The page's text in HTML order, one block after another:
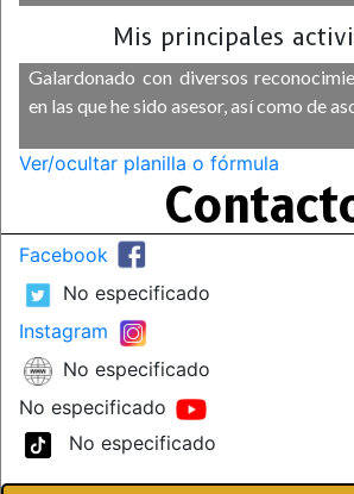
Mis principales
Galardonado con diversos
en las que he sido asesor, así como de
Ver/ocultar planilla o fórmula
Facebook
No especificado
Instagram
No especificado
No especificado
No especificado